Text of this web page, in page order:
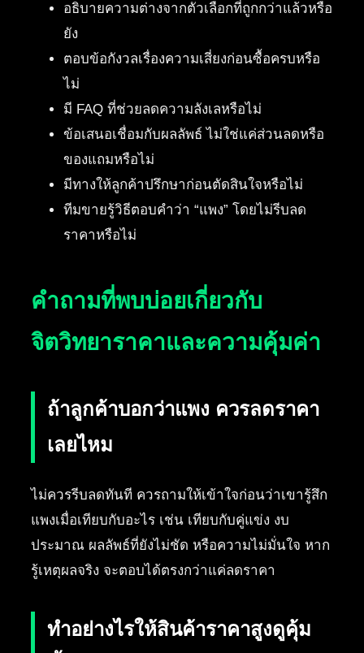
อธิบายความต่างจากตัวเลือกที่ถูกกว่าแล้วหรือ
ยัง
ตอบข้อกังวลเรื่องความเสี่ยงก่อนซื้อครบหรือ
ไม่
มี FAQ ที่ช่วยลดความลังเลหรือไม่
ข้อเสนอเชื่อมกับผลลัพธ์ ไม่ใช่แค่ส่วนลดหรือ
ของแถมหรือไม่
มีทางให้ลูกค้าปรึกษาก่อนตัดสินใจหรือไม่
ทีมขายรู้วิธีตอบคำว่า “แพง” โดยไม่รีบลด
ราคาหรือไม่
คำถามที่พบบ่อยเกี่ยวกับ
จิตวิทยาราคาและความคุ้มค่า
ถ้าลูกค้าบอกว่าแพง ควรลดราคา
เลยไหม
ไม่ควรรีบลดทันที ควรถามให้เข้าใจก่อนว่าเขารู้สึก
แพงเมื่อเทียบกับอะไร เช่น เทียบกับคู่แข่ง งบ
ประมาณ ผลลัพธ์ที่ยังไม่ชัด หรือความไม่มั่นใจ หาก
รู้เหตุผลจริง จะตอบได้ตรงกว่าแค่ลดราคา
ทำอย่างไรให้สินค้าราคาสูงดูคุ้ม